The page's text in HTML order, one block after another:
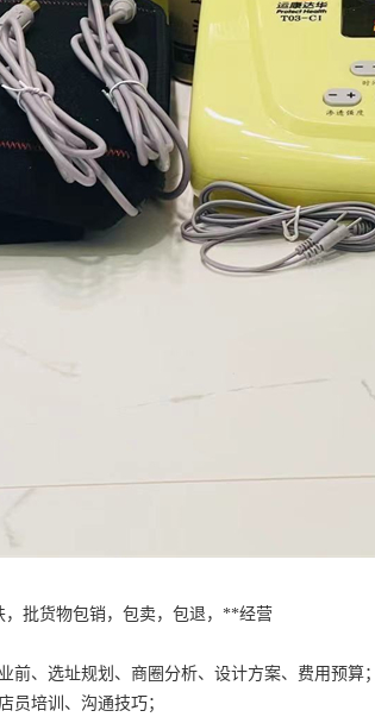
批货物包销，包卖，包退，**经营
前、选址规划、商圈分析、设计方案、费用预算
员培训、沟通技巧；